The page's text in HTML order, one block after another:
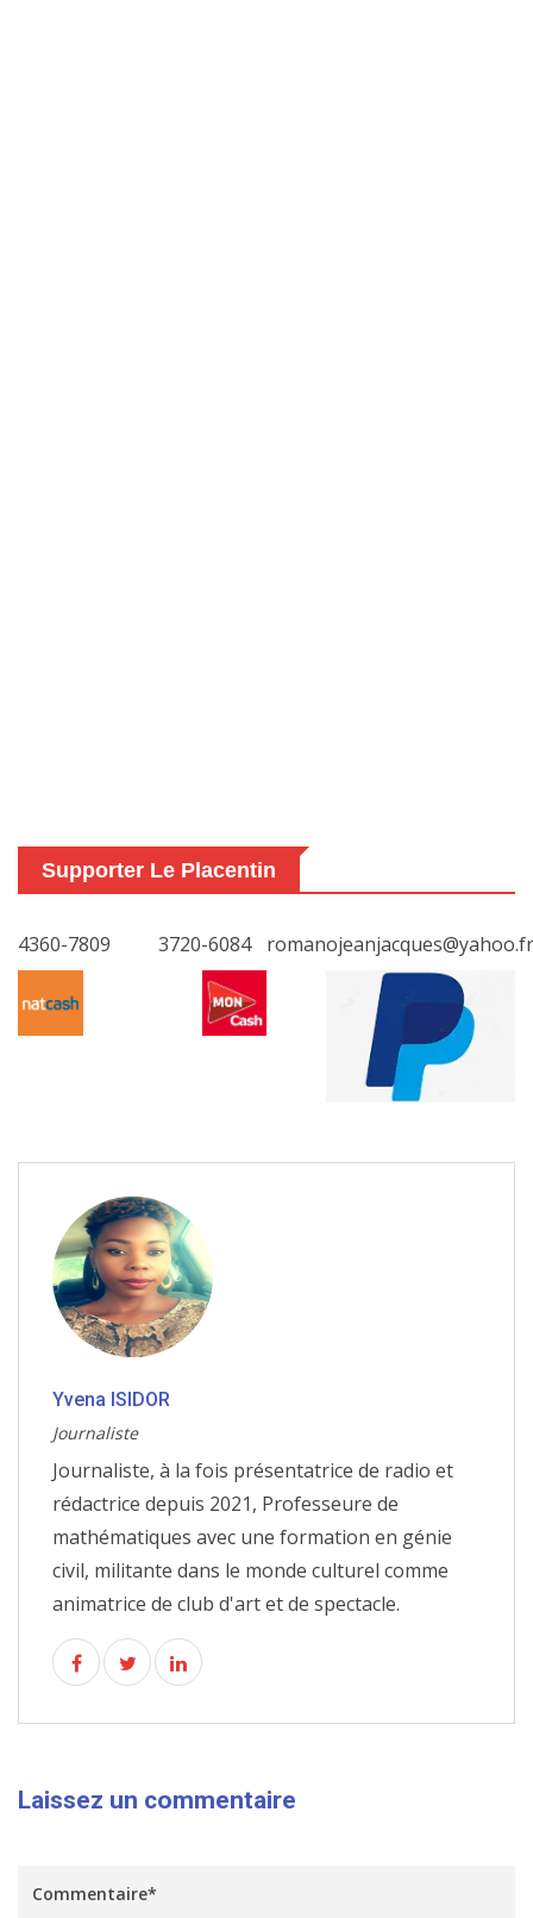
Supporter Le Placentin
4360-7809 3720-6084 romanojeanjacques@yahoo.fr
Yvena ISIDOR
Journaliste
Journaliste, à la fois présentatrice de radio et
rédactrice depuis 2021, Professeure de
mathématiques avec une formation en génie
civil, militante dans le monde culturel comme
animatrice de club d'art et de spectacle.
Laissez un commentaire